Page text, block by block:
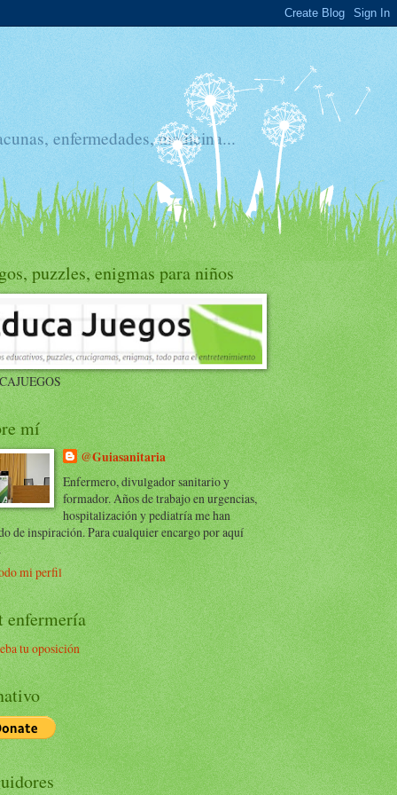
enfermedades, medicina...
puzzles, enigmas para niños
mí
@Guiasanitaria
Enfermero, divulgador sanitario y
formador. Años de trabajo en urgencias,
hospitalización y pediatría me han
de inspiración. Para cualquier encargo por aquí
mi perfil
enfermería
tu oposición